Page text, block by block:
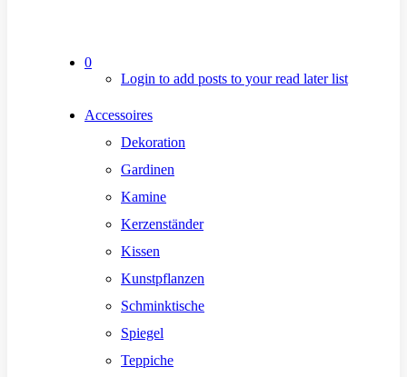
0
Login to add posts to your read later list
Accessoires
Dekoration
Gardinen
Kamine
Kerzenständer
Kissen
Kunstpflanzen
Schminktische
Spiegel
Teppiche